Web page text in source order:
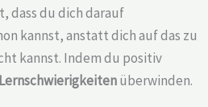
dass du dich darauf
kannst, anstatt dich auf das zu
kannst. Indem du positiv
Lernschwierigkeitenüberwinden.